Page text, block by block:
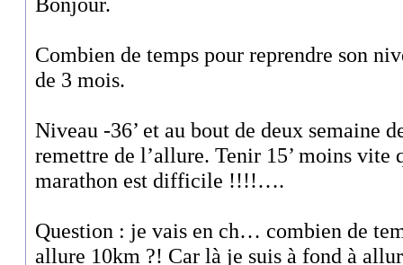
Combien de temps pour reprendre son
de 3 mois.
Niveau -36’ et au bout de deux semaine
remettre de l’allure. Tenir 15’ moins vite
marathon est difficile !!!!….
Question : je vais en ch… combien de
allure 10km ?! Car là je suis à fond à